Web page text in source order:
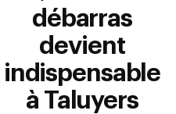
débarras
devient
indispensable
à Taluyers